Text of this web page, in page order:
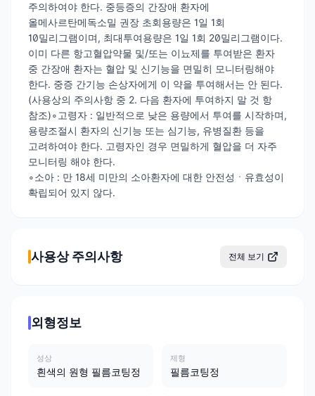
주의하여야 한다. 중등증의 간장애 환자에
올메사르탄메독소밀 권장 초회용량은 1일 1회
10밀리그램이며, 최대투여용량은 1일 1회 20밀리그램이다.
이미 다른 항고혈압약물 및/또는 이뇨제를 투여받은 환자
중 간장애 환자는 혈압 및 신기능을 면밀히 모니터링해야
한다. 중증 간기능 손상자에게 이 약을 투여해서는 안 된다.
(사용상의 주의사항 중 2. 다음 환자에 투여하지 말 것 항
참조)∘고령자 : 일반적으로 낮은 용량에서 투여를 시작하며,
용량조절시 환자의 신기능 또는 심기능, 유병질환 등을
고려하여야 한다. 고령자인 경우 면밀하게 혈압을 더 자주
모니터링 해야 한다.
∘소아 : 만 18세 미만의 소아환자에 대한 안전성ㆍ유효성이
확립되어 있지 않다.
사용상 주의사항 전체 보기
외형정보
성상
흰색의 원형 필름코팅정
제형
필름코팅정